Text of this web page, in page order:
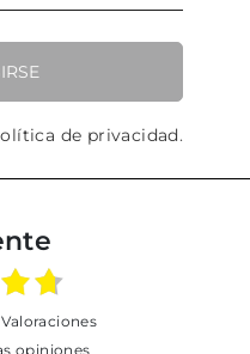
de privacidad.